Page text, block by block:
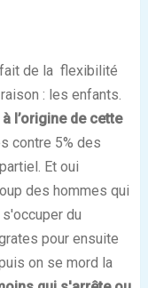
fait de la flexibilité
: les enfants.
l’origine de cette
contre 5% des
Et oui
des hommes qui
du
pour ensuite
on se mord la